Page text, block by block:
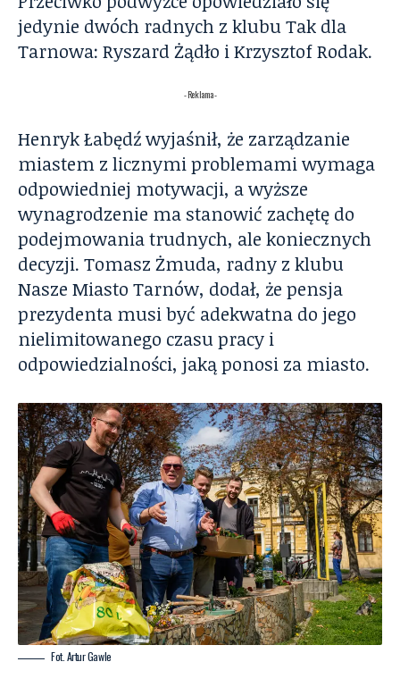
jedynie dwóch radnych z klubu Tak dla
Tarnowa: Ryszard Żądło i Krzysztof Rodak.
- Reklama -
Henryk Łabędź wyjaśnił, że zarządzanie
miastem z licznymi problemami wymaga
odpowiedniej motywacji, a wyższe
wynagrodzenie ma stanowić zachętę do
podejmowania trudnych, ale koniecznych
decyzji. Tomasz Żmuda, radny z klubu
Nasze Miasto Tarnów, dodał, że pensja
prezydenta musi być adekwatna do jego
nielimitowanego czasu pracy i
odpowiedzialności, jaką ponosi za miasto.
Fot. Artur Gawle